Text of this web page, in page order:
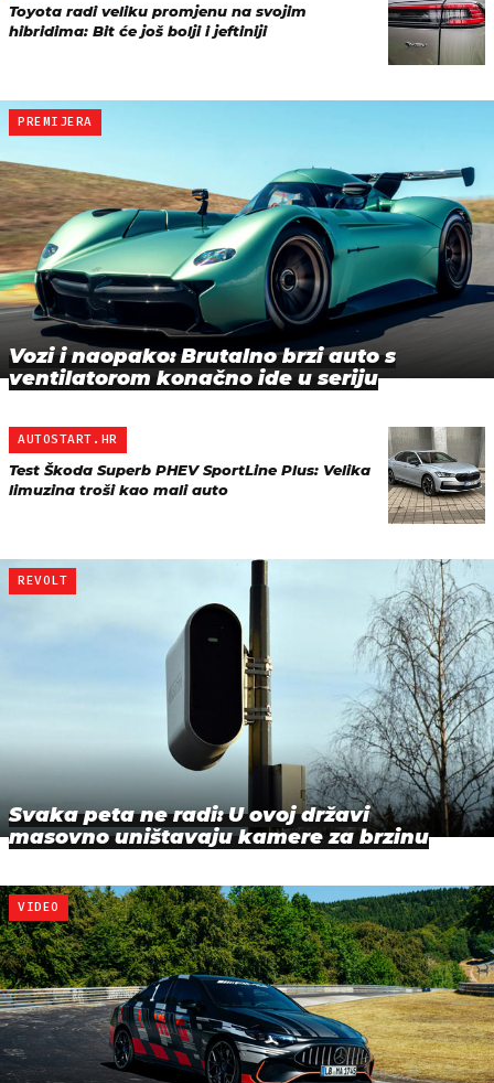
Toyota radi veliku promjenu na svojim
hibridima: Bit će još bolji i jeftiniji
PREMIJERA
Vozi i naopako: Brutalno brzi auto s
ventilatorom konačno ide u seriju
AUTOSTART.HR
Test Škoda Superb PHEV SportLine Plus: Velika
limuzina troši kao mali auto
REVOLT
Svaka peta ne radi: U ovoj državi
masovno uništavaju kamere za brzinu
VIDEO